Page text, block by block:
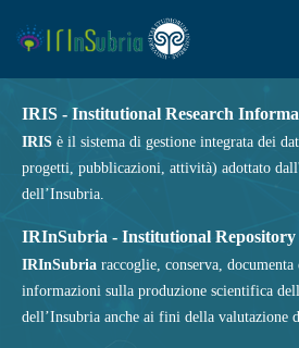
IRIS - Institutional Research
IRIS è il sistema di gestione integrata dei
progetti, pubblicazioni, attività) adottato
dell’Insubria.
IRInSubria - Institutional
IRInSubria raccoglie, conserva, documenta
informazioni sulla produzione scientifica
dell’Insubria anche ai fini della valutazione